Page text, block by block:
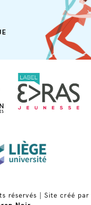
réservés
Site créé par